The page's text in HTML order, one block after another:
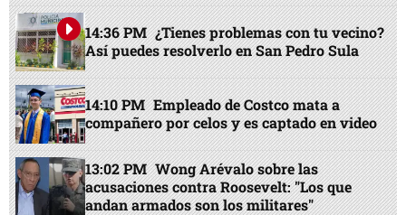
14:36 PM ¿Tienes problemas con tu vecino?
Así puedes resolverlo en San Pedro Sula
14:10 PM Empleado de Costco mata a
compañero por celos y es captado en video
13:02 PM Wong Arévalo sobre las
acusaciones contra Roosevelt: "Los que
andan armados son los militares"